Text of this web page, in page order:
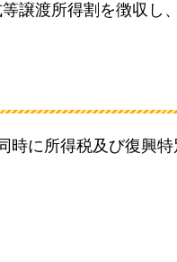
譲渡所得割を徴収し
に所得税及び復興